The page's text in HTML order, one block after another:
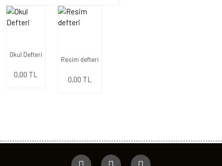
Okul Defteri
0,00 TL
Resim defteri
0,00 TL